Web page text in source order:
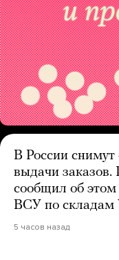
В России
выдачи заказов.
сообщил об
ВСУ по складам
5 часов назад